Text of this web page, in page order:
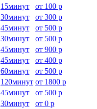
15минут от 100 р
30минут от 300 р
45минут от 500 р
30минут от 500 р
45минут от 900 р
45минут от 400 р
60минут от 500 р
120минут от 1800 р
45минут от 500 р
30минут от 0 р